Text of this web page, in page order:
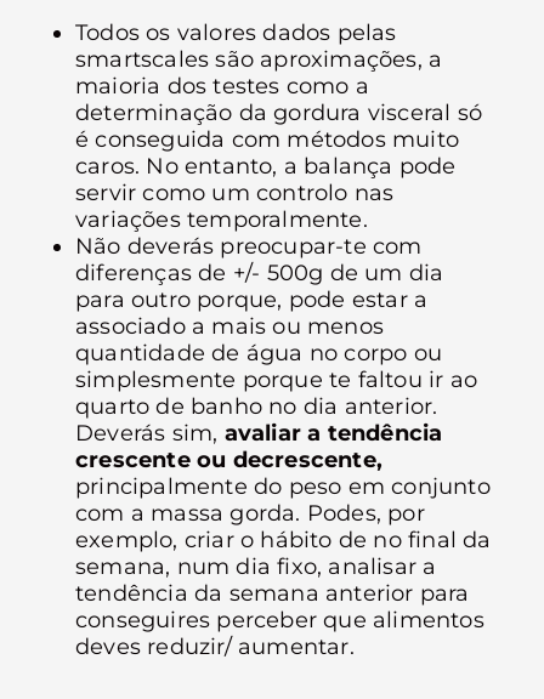
Todos os valores dados pelas
smartscales são aproximações, a
maioria dos testes como a
determinação da gordura visceral só
é conseguida com métodos muito
caros. No entanto, a balança pode
servir como um controlo nas
variações temporalmente.
Não deverás preocupar-te com
diferenças de +/- 500g de um dia
para outro porque, pode estar a
associado a mais ou menos
quantidade de água no corpo ou
simplesmente porque te faltou ir ao
quarto de banho no dia anterior.
Deverás sim, avaliar a tendência
crescente ou decrescente,
principalmente do peso em conjunto
com a massa gorda. Podes, por
exemplo, criar o hábito de no final da
semana, num dia fixo, analisar a
tendência da semana anterior para
conseguires perceber que alimentos
deves reduzir/ aumentar.